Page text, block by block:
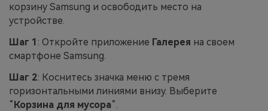
корзину Samsung и освободить место на
устройстве.
Шаг 1 : Откройте приложение Галерея на своем
смартфоне Samsung.
Шаг 2: Коснитесь значка меню с тремя
горизонтальными линиями внизу. Выберите
“Корзина для мусора”.